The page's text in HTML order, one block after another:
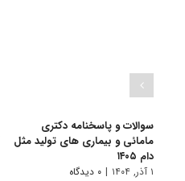
سوالات و پاسخنامه دکتری
مامائی و بیماری های تولید مثل
دام ۱۴۰۵
۱ آذر, ۱۴۰۴ | ۰ دیدگاه